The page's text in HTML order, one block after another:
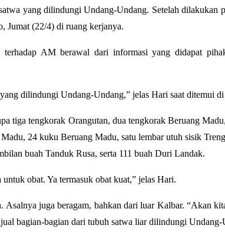
yang dilindungi Undang-Undang. Setelah dilakukan
Jumat (22/4) di ruang kerjanya.
AM berawal dari informasi yang didapat
dilindungi Undang-Undang,” jelas Hari saat ditemui di
tiga tengkorak Orangutan, dua tengkorak Beruang
24 kuku Beruang Madu, satu lembar utuh sisik
buah Tanduk Rusa, serta 111 buah Duri Landak.
obat. Ya termasuk obat kuat,” jelas Hari.
juga beragam, bahkan dari luar Kalbar. “Akan
bagian-bagian dari tubuh satwa liar dilindungi Undang-